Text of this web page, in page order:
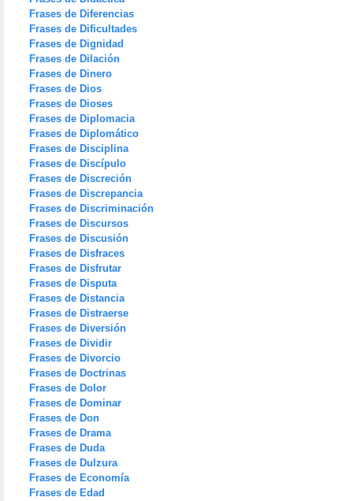
Frases de Diferencias
Frases de Dificultades
Frases de Dignidad
Frases de Dilación
Frases de Dinero
Frases de Dios
Frases de Dioses
Frases de Diplomacia
Frases de Diplomático
Frases de Disciplina
Frases de Discípulo
Frases de Discreción
Frases de Discrepancia
Frases de Discriminación
Frases de Discursos
Frases de Discusión
Frases de Disfraces
Frases de Disfrutar
Frases de Disputa
Frases de Distancia
Frases de Distraerse
Frases de Diversión
Frases de Dividir
Frases de Divorcio
Frases de Doctrinas
Frases de Dolor
Frases de Dominar
Frases de Don
Frases de Drama
Frases de Duda
Frases de Dulzura
Frases de Economía
Frases de Edad